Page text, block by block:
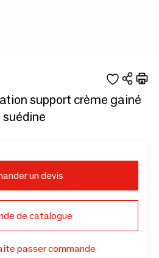
support crème gainé
un devis
de catalogue
passer commande